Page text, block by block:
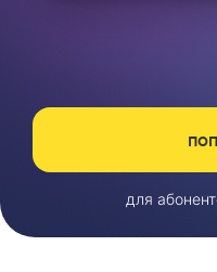
для